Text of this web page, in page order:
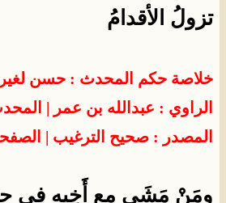
تزولُ الأقدامُ
خلاصة حكم المحدث : حسن
الراوي : عبدالله بن عمر |
المصدر : صحيح الترغيب | الصفحة
ومَنْ مَشَى مع أَخِيهِ في